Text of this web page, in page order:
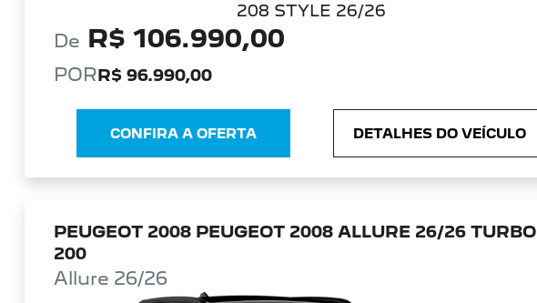
208 STYLE 26/26
De R$ 106.990,00
PORR$ 96.990,00
CONFIRA A OFERTA DETALHES DO VEÍCULO
PEUGEOT 2008 PEUGEOT 2008 ALLURE 26/26 TURBO
200
Allure 26/26